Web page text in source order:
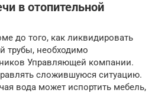
в отопительной
до того, как ликвидировать
трубы, необходимо
Управляющей компании.
сложившуюся ситуацию.
вода может испортить мебель,